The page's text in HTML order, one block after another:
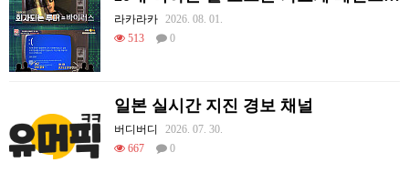
라카라카 2026. 08. 01.
513
0
일본 실시간 지진 경보 채널
버디버디
2026. 07. 30.
667
0